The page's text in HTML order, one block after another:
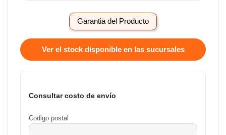
Garantia del Producto
Ver el stock disponible en las sucursales
Consultar costo de envío
Codigo postal